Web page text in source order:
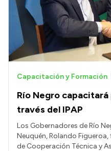
Río Negro
través del IPAP
Capacitación y Formación
Los Gobernadores de Río
Neuquén, Rolando
de Cooperación Técnica y